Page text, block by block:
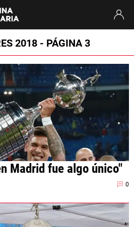
Jaime Peñarol River
2018 - PÁGINA 3
Madrid fue algo único"
0